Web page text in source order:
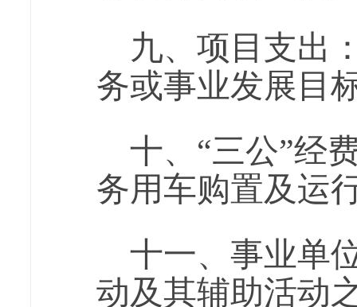
九、项目支出
务或事业发展目
十、“三公”经
务用车购置及运
十一、事业单
动及其辅助活动